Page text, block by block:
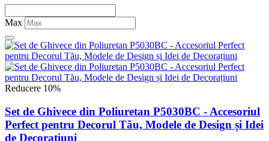
Max
Reducere 10%
Set de Ghivece din Poliuretan P5030BC - Accesoriul
Perfect pentru Decorul Tău, Modele de Design și Idei
de Decorațiuni